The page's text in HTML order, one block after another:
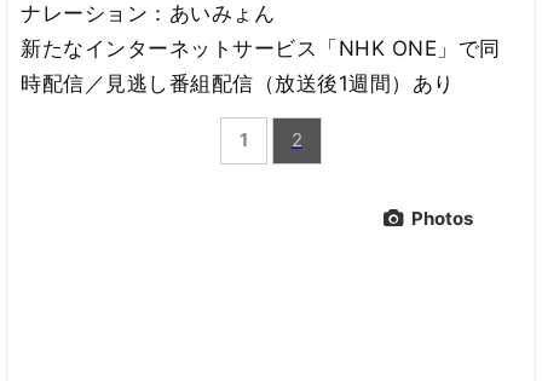
ナレーション：あいみょん
新たなインターネットサービス「NHK ONE」で同
時配信／見逃し番組配信（放送後1週間）あり
1 2
Photos